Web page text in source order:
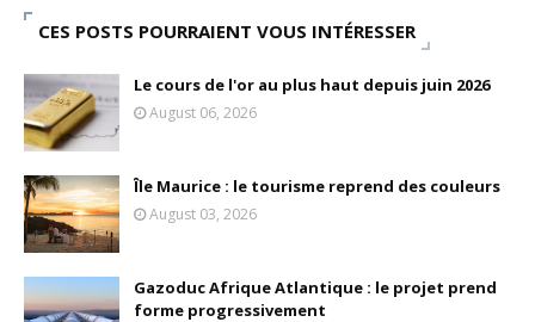
CES POSTS POURRAIENT VOUS INTÉRESSER
Le cours de l'or au plus haut depuis juin 2026
August 06, 2026
Île Maurice : le tourisme reprend des couleurs
August 03, 2026
Gazoduc Afrique Atlantique : le projet prend
forme progressivement